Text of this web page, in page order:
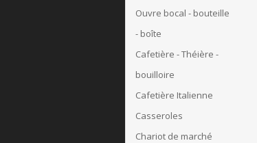
Ouvre bocal - bouteille
- boîte
Cafetière - Théière -
bouilloire
Cafetière Italienne
Casseroles
Chariot de marché